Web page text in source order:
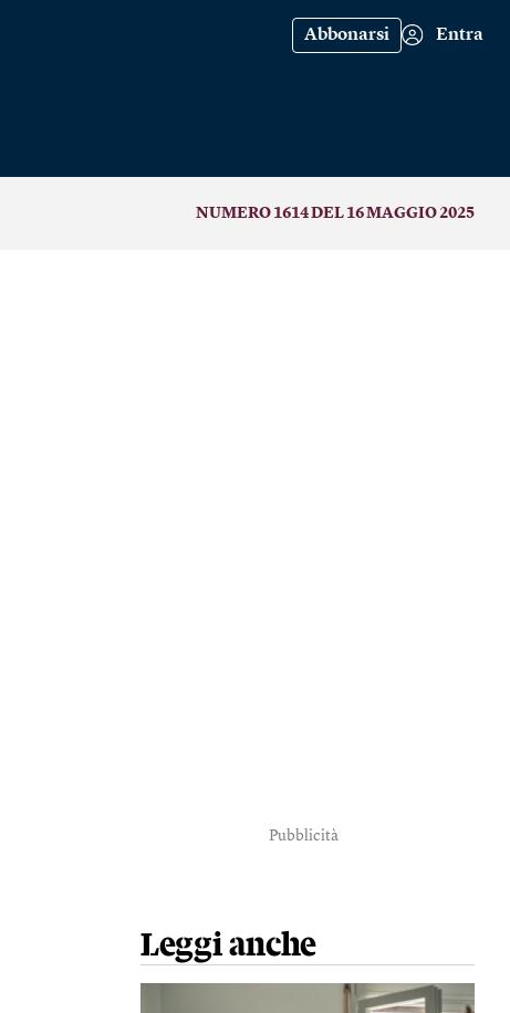
Abbonarsi Entra
NUMERO 1614 DEL 16 MAGGIO 2025
Pubblicità
Leggi anche